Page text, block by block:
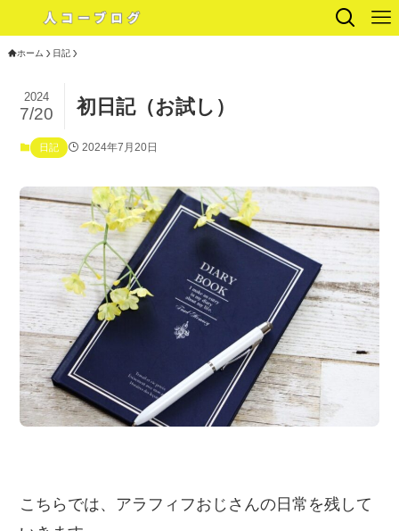
ホーム 日記
初日記（お試し）
2024
7/20
日記 2024年7月20日
こちらでは、アラフィフおじさんの日常を残して